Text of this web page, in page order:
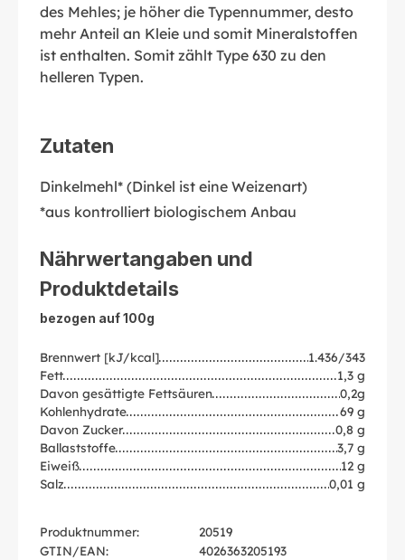
des Mehles; je höher die Typennummer, desto
mehr Anteil an Kleie und somit Mineralstoffen
ist enthalten. Somit zählt Type 630 zu den
helleren Typen.
Zutaten
Dinkelmehl* (Dinkel ist eine Weizenart)
*aus kontrolliert biologischem Anbau
Nährwertangaben und
Produktdetails
bezogen auf 100g
Brennwert [kJ/kcal]
1.436/343
Fett
1,3 g
Davon gesättigte Fettsäuren
0,2g
Kohlenhydrate
69 g
Davon Zucker
0,8 g
Ballaststoffe
3,7 g
Eiweiß
12 g
Salz
0,01 g
Produktnummer:
20519
GTIN/EAN:
4026363205193